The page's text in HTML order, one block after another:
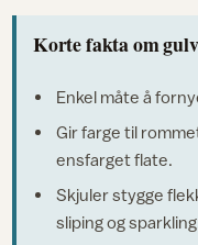
Korte fakta om
Enkel måte å
Gir farge til
ensfarget flate.
Skjuler stygge
sliping og